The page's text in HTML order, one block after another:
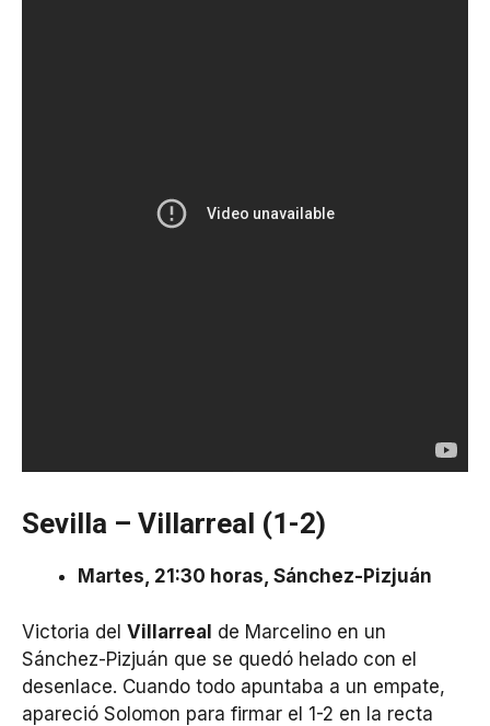
Sevilla – Villarreal (1-2)
Martes, 21:30 horas, Sánchez-Pizjuán
Victoria del Villarreal de Marcelino en un
Sánchez-Pizjuán que se quedó helado con el
desenlace. Cuando todo apuntaba a un empate,
apareció Solomon para firmar el 1-2 en la recta